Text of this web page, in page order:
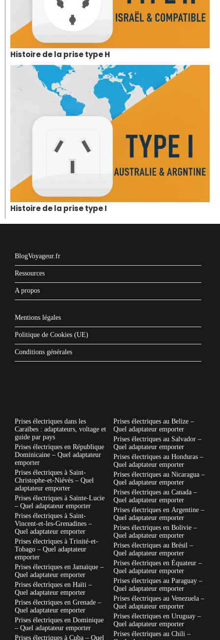
Histoire de la prise type H
Histoire de la prise type I
BlogVoyageur.fr
Ressources
A propos
Mentions légales
Politique de Cookies (UE)
Conditions générales
Prises électriques dans les
Caraïbes : adaptateurs, voltage et
guide par pays
Prises électriques en République
Dominicaine – Quel adaptateur
emporter
Prises électriques à Saint-
Christophe-et-Niévès – Quel
adaptateur emporter
Prises électriques à Sainte-Lucie
– Quel adaptateur emporter
Prises électriques à Saint-
Vincent-et-les-Grenadines –
Quel adaptateur emporter
Prises électriques à Trinité-et-
Tobago – Quel adaptateur
emporter
Prises électriques en Jamaïque –
Quel adaptateur emporter
Prises électriques en Haïti –
Quel adaptateur emporter
Prises électriques en Grenade –
Quel adaptateur emporter
Prises électriques en Dominique
– Quel adaptateur emporter
Prises électriques à Cuba – Quel
Prises électriques au Belize –
Quel adaptateur emporter
Prises électriques au Salvador –
Quel adaptateur emporter
Prises électriques au Honduras –
Quel adaptateur emporter
Prises électriques au Nicaragua –
Quel adaptateur emporter
Prises électriques au Canada –
Quel adaptateur emporter
Prises électriques en Argentine –
Quel adaptateur emporter
Prises électriques en Bolivie –
Quel adaptateur emporter
Prises électriques au Brésil –
Quel adaptateur emporter
Prises électriques en Équateur –
Quel adaptateur emporter
Prises électriques au Paraguay –
Quel adaptateur emporter
Prises électriques au Venezuela –
Quel adaptateur emporter
Prises électriques en Uruguay –
Quel adaptateur emporter
Prises électriques au Chili –